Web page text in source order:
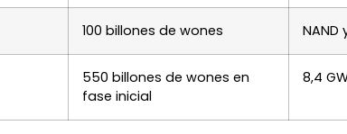
100 billones de wones
550 billones de wones en
fase inicial
8,4